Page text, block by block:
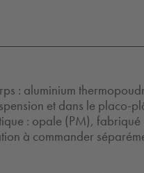
: aluminium
et dans le placo-
: opale (PM),
à commander